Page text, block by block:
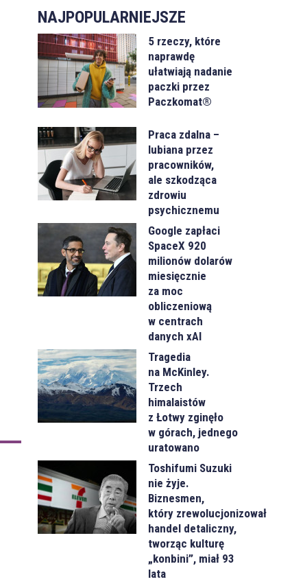
NAJPOPULARNIEJSZE
5 rzeczy, które
naprawdę
ułatwiają nadanie
paczki przez
Paczkomat®
Praca zdalna –
lubiana przez
pracowników,
ale szkodząca
zdrowiu
psychicznemu
Google zapłaci
SpaceX 920
milionów dolarów
miesięcznie
za moc
obliczeniową
w centrach
danych xAI
Tragedia
na McKinley.
Trzech
himalaistów
z Łotwy zginęło
w górach, jednego
uratowano
Toshifumi Suzuki
nie żyje.
Biznesmen,
który zrewolucjonizował
handel detaliczny,
tworząc kulturę
„konbini”, miał 93
lata